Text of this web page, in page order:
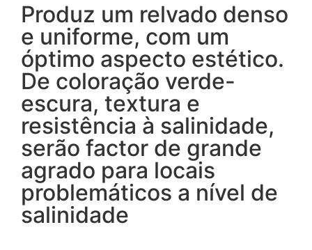
Produz um relvado denso
e uniforme, com um
óptimo aspecto estético.
De coloração verde-
escura, textura e
resistência à salinidade,
serão factor de grande
agrado para locais
problemáticos a nível de
salinidade